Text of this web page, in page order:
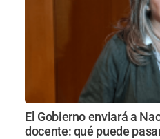
El Gobierno enviará a
docente: qué puede